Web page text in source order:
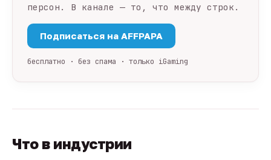
персон. В канале — то, что между строк.
Подписаться на AFFPAPA
бесплатно · без спама · только iGaming
Что в индустрии